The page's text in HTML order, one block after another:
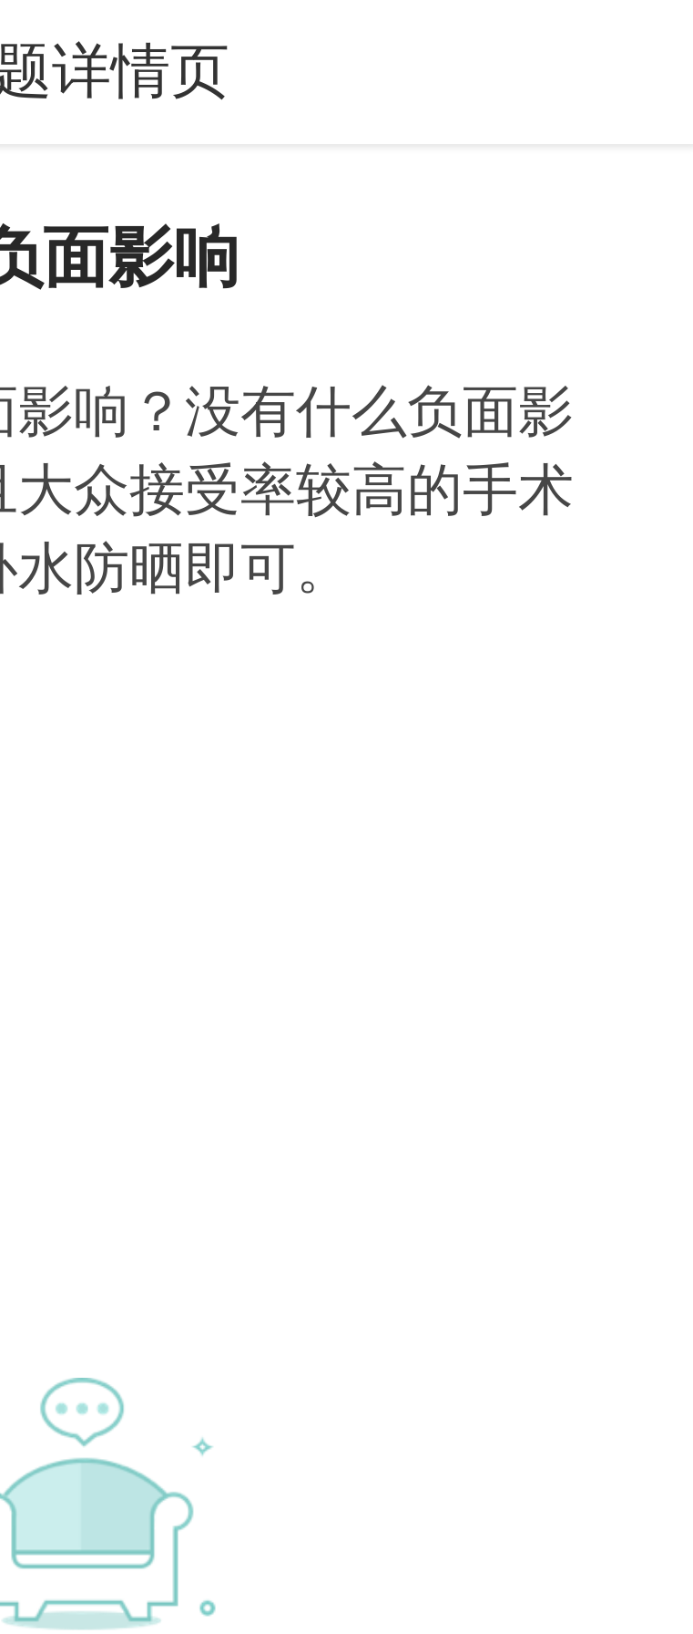
详情页
面影响
响？没有什么负面影
众接受率较高的手术
防晒即可。